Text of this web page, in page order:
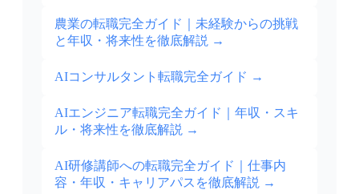
農業の転職完全ガイド｜未経験からの挑戦
と年収・将来性を徹底解説 →
AIコンサルタント転職完全ガイド →
AIエンジニア転職完全ガイド｜年収・スキ
ル・将来性を徹底解説 →
AI研修講師への転職完全ガイド｜仕事内
容・年収・キャリアパスを徹底解説 →